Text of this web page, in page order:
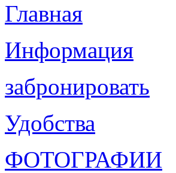
Главная
Информация
забронировать
Удобства
ФОТОГРАФИИ